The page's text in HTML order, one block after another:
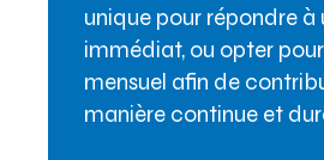
unique pour répondre à
immédiat, ou opter
mensuel afin de
manière continue et